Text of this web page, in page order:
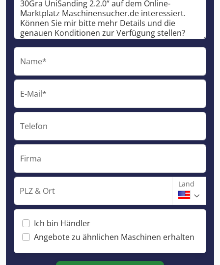
Name*
E-Mail*
Telefon
Firma
PLZ & Ort
Land
Ich bin Händler
Angebote zu ähnlichen Maschinen erhalten